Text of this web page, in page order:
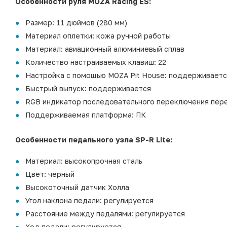
Размер: 11 дюймов (280 мм)
Материал оплетки: кожа ручной работы
Материал: авиационный алюминиевый сплав
Количество настраиваемых клавиш: 22
Настройка с помощью MOZA Pit House:
Быстрый выпуск: поддерживается
RGB индикатор последовательного переключения
Поддерживаемая платформа: ПК
Особенности педального узла SP-R Lite:
Материал: высокопрочная сталь
Цвет: черный
Высокоточный датчик Холла
Угол наклона педали: регулируется
Расстояние между педалями: регулируется